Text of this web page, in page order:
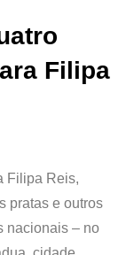
Filipa
Filipa Reis,
pratas e outros
nacionais – no